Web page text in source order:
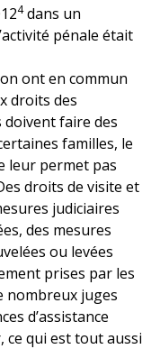
4dans un
pénale était
ont en commun
droits des
doivent faire des
familles, le
leur permet pas
droits de visite et
judiciaires
des mesures
ou levées
prises par les
nombreux juges
d’assistance
ce qui est tout aussi